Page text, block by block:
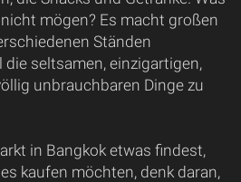
mögen? Es macht großen
Ständen
seltsamen, einzigartigen,
unbrauchbaren Dinge zu
in Bangkok etwas findest,
kaufen möchten, denk daran,